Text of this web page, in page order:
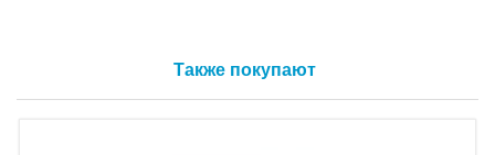
Также покупают